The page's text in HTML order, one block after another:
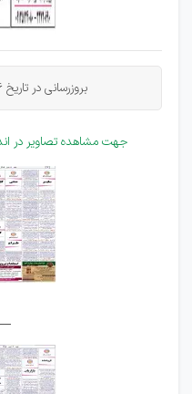
بروزرسانی در تاریخ 6 تیر 1405 ساعت 09:13
جهت مشاهده تصاویر در